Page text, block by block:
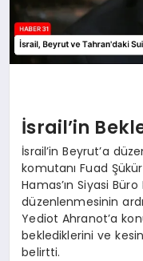
İsrail’in
İsrail’in Beyrut’a
komutanı Fuad
Hamas’ın Siyasi
düzenlenmesinin
Yediot Ahranot’a
beklediklerini ve
belirtti.